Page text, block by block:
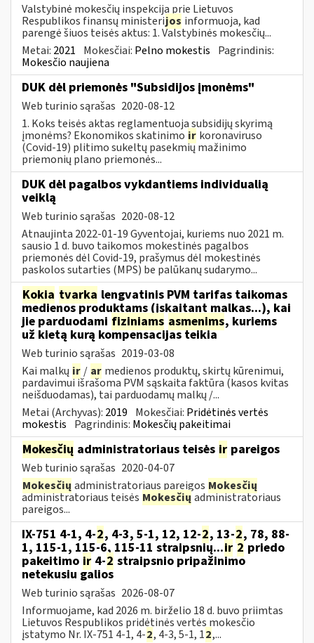
Valstybinė mokesčių inspekcija prie Lietuvos
Respublikos finansų ministerijos informuoja, kad
parengė šiuos teisės aktus: 1. Valstybinės mokesčių...
Metai: 2021 Mokesčiai: Pelno mokestis Pagrindinis:
Mokesčio naujiena
DUK dėl priemonės "Subsidijos įmonėms"
Web turinio sąrašas 2020-08-12
1. Koks teisės aktas reglamentuoja subsidijų skyrimą
įmonėms? Ekonomikos skatinimo ir koronaviruso
(Covid-19) plitimo sukeltų pasekmių mažinimo
priemonių plano priemonės...
DUK dėl pagalbos vykdantiems individualią
veiklą
Web turinio sąrašas 2020-08-12
Atnaujinta 2022-01-19 Gyventojai, kuriems nuo 2021 m.
sausio 1 d. buvo taikomos mokestinės pagalbos
priemonės dėl Covid-19, prašymus dėl mokestinės
paskolos sutarties (MPS) be palūkanų sudarymo...
Kokia tvarka lengvatinis PVM tarifas taikomas
medienos produktams (įskaitant malkas...), kai
jie parduodami fiziniams asmenims, kuriems
už kietą kurą kompensacijas teikia
Web turinio sąrašas 2019-03-08
Kai malkų ir / ar medienos produktų, skirtų kūrenimui,
pardavimui išrašoma PVM sąskaita faktūra (kasos kvitas
neišduodamas), tai parduodamų malkų /...
Metai (Archyvas): 2019 Mokesčiai: Pridėtinės vertės
mokestis Pagrindinis: Mokesčių pakeitimai
Mokesčių administratoriaus teisės ir pareigos
Web turinio sąrašas 2020-04-07
Mokesčių administratoriaus pareigos Mokesčių
administratoriaus teisės Mokesčių administratoriaus
pareigos...
IX-751 4-1, 4-2, 4-3, 5-1, 12, 12-2, 13-2, 78, 88-
1, 115-1, 115-6, 115-11 straipsnių...ir 2 priedo
pakeitimo ir 4-2 straipsnio pripažinimo
netekusiu galios
Web turinio sąrašas 2026-08-07
Informuojame, kad 2026 m. birželio 18 d. buvo priimtas
Lietuvos Respublikos pridėtinės vertės mokesčio
įstatymo Nr. IX-751 4-1, 4-2, 4-3, 5-1, 12,...